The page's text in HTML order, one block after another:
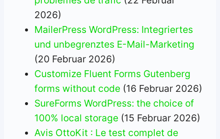
2026)
MailerPress WordPress: Integriertes
und unbegrenztes E-Mail-Marketing
(20 Februar 2026)
Customize Fluent Forms Gutenberg
forms without code (16 Februar 2026)
SureForms WordPress: the choice of
100% local storage (15 Februar 2026)
Avis OttoKit : Le test complet de